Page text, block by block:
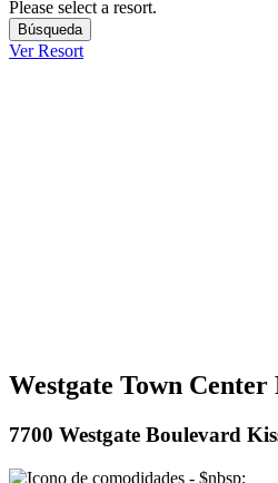
Please select a resort.
Ver Resort
Westgate Town Center
7700 Westgate Boulevard